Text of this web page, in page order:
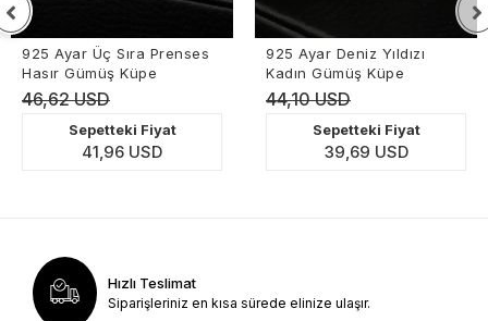
925 Ayar Üç Sıra Prenses
Hasır Gümüş Küpe
46,62 USD
Sepetteki Fiyat
41,96 USD
925 Ayar Deniz Yıldızı
Kadın Gümüş Küpe
44,10 USD
Sepetteki Fiyat
39,69 USD
Hızlı Teslimat
Siparişleriniz en kısa sürede elinize ulaşır.